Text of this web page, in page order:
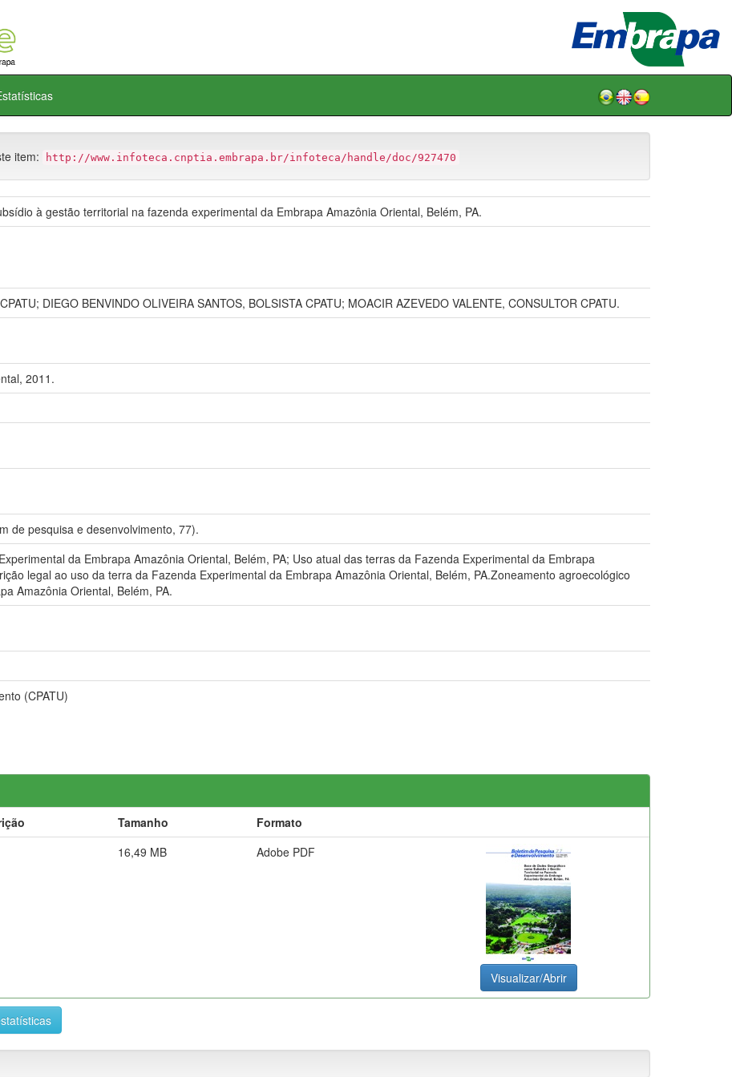
item: http://www.infoteca.cnptia.embrapa.br/infoteca/handle/doc/927470
à gestão territorial na fazenda experimental da Embrapa Amazônia Oriental, Belém, PA.
DIEGO BENVINDO OLIVEIRA SANTOS, BOLSISTA CPATU; MOACIR AZEVEDO VALENTE, CONSULTOR CPATU.
2011.
de pesquisa e desenvolvimento, 77).
da Embrapa Amazônia Oriental, Belém, PA; Uso atual das terras da Fazenda Experimental da Embrapa
legal ao uso da terra da Fazenda Experimental da Embrapa Amazônia Oriental, Belém, PA.Zoneamento agroecológico
Amazônia Oriental, Belém, PA.
(CPATU)
Tamanho
Formato
16,49 MB Adobe PDF
Visualizar/Abrir